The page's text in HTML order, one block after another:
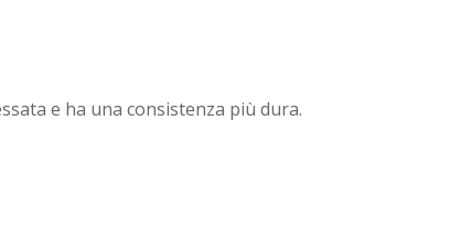
e ha una consistenza più dura.